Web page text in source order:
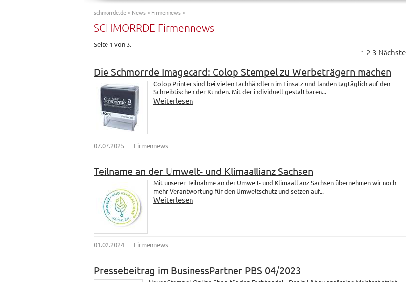
schmorrde.de> News> Firmennews>
SCHMORRDE Firmennews
Seite 1 von 3.
1 2 3 Nächste
Die Schmorrde Imagecard: Colop Stempel zu Werbeträgern machen
Colop Printer sind bei vielen Fachhändlern im Einsatz und landen tagtäglich auf den
Schreibtischen der Kunden. Mit der individuell gestaltbaren...
Weiterlesen
07.07.2025 Firmennews
Teilname an der Umwelt- und Klimaallianz Sachsen
Mit unserer Teilnahme an der Umwelt- und Klimaallianz Sachsen übernehmen wir noch
mehr Verantwortung für den Umweltschutz und setzen auf...
Weiterlesen
01.02.2024 Firmennews
Pressebeitrag im BusinessPartner PBS 04/2023